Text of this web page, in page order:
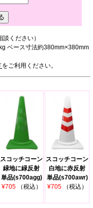
談ください）
ベース寸法約380mm×380mm
をご利用ください。
スコッチコーン
緑地に緑反射
単品(s700agg)
¥705
（税込）
スコッチコーン
白地に赤反射
単品(s700awr)
¥705
（税込）